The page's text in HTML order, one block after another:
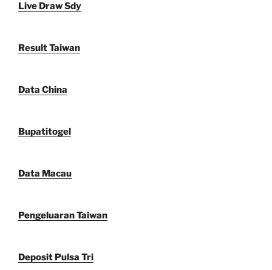
Live Draw Sdy
Result Taiwan
Data China
Bupatitogel
Data Macau
Pengeluaran Taiwan
Deposit Pulsa Tri